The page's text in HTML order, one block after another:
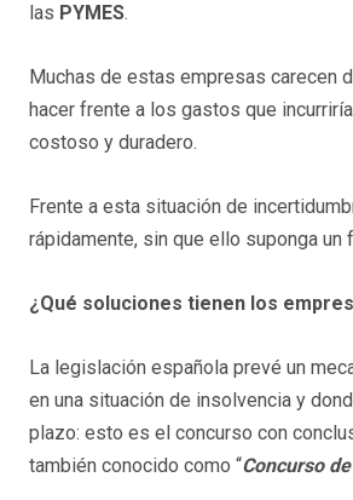
las PYMES.
Muchas de estas empresas carecen
hacer frente a los gastos que
costoso y duradero.
Frente a esta situación de
rápidamente, sin que ello suponga un
¿Qué soluciones tienen los
La legislación española prevé un
en una situación de insolvencia y
plazo: esto es el concurso con
también conocido como “Concurso